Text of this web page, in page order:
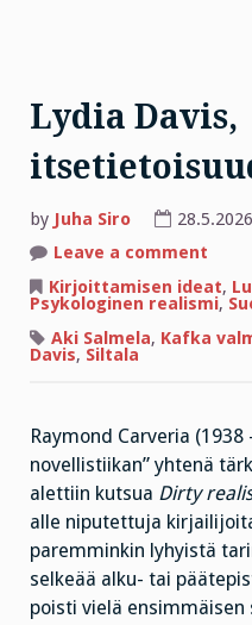
Lydia Davis,
by Juha Siro 28.5.2026
Leave a comment
Kirjoittamisen ideat,
Psykologinen realismi,
Aki Salmela, Kafka
Davis, Siltala
Raymond Carveria
novellistiikan” yhtenä
alettiin kutsua Dirty
alle niputettuja
paremminkin lyhyistä
selkeää alku- tai
poisti vielä ensimmäisen